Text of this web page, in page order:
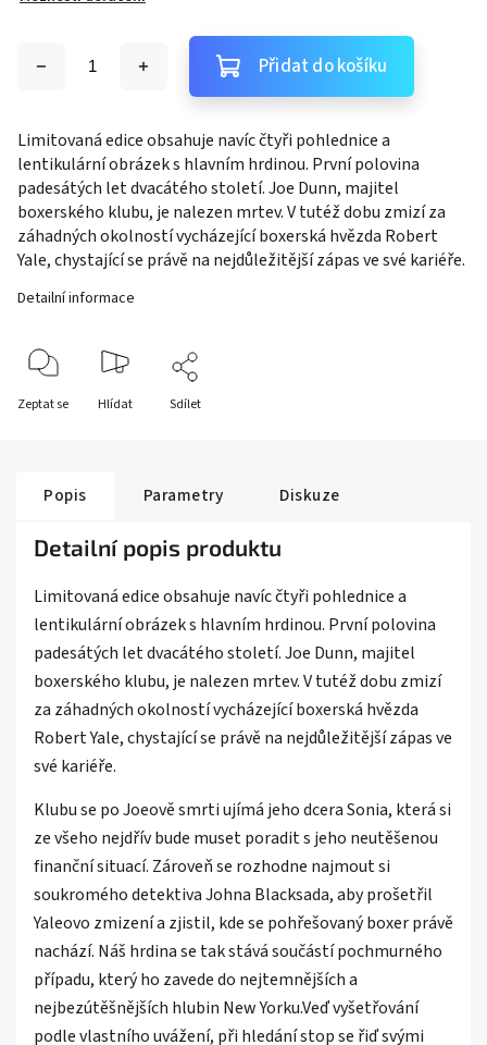
Přidat do košíku
Limitovaná edice obsahuje navíc čtyři pohlednice a
lentikulární obrázek s hlavním hrdinou. První polovina
padesátých let dvacátého století. Joe Dunn, majitel
boxerského klubu, je nalezen mrtev. V tutéž dobu zmizí za
záhadných okolností vycházející boxerská hvězda Robert
Yale, chystající se právě na nejdůležitější zápas ve své kariéře.
Detailní informace
Zeptat se Hlídat Sdílet
Popis Parametry Diskuze
Detailní popis produktu
Limitovaná edice obsahuje navíc čtyři pohlednice a
lentikulární obrázek s hlavním hrdinou. První polovina
padesátých let dvacátého století. Joe Dunn, majitel
boxerského klubu, je nalezen mrtev. V tutéž dobu zmizí
za záhadných okolností vycházející boxerská hvězda
Robert Yale, chystající se právě na nejdůležitější zápas ve
své kariéře.
Klubu se po Joeově smrti ujímá jeho dcera Sonia, která si
ze všeho nejdřív bude muset poradit s jeho neutěšenou
finanční situací. Zároveň se rozhodne najmout si
soukromého detektiva Johna Blacksada, aby prošetřil
Yaleovo zmizení a zjistil, kde se pohřešovaný boxer právě
nachází. Náš hrdina se tak stává součástí pochmurného
případu, který ho zavede do nejtemnějších a
nejbezútěšnějších hlubin New Yorku.Veď vyšetřování
podle vlastního uvážení, při hledání stop se řiď svými